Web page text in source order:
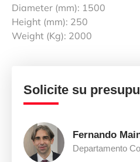
Diameter (mm): 1500
Height (mm): 250
Weight (Kg): 2000
Solicite su
Fernando
Departamento